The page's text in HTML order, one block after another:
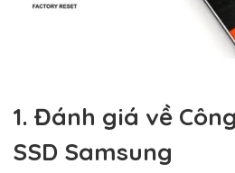
1. Đánh giá về
SSD Samsung